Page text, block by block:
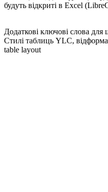
будуть відкриті в Excel
Додаткові ключові слова для
Стилі таблиць YLC,
table layout